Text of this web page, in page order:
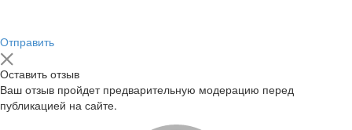
Отправить
Оставить отзыв
Ваш отзыв пройдет предварительную модерацию перед
публикацией на сайте.